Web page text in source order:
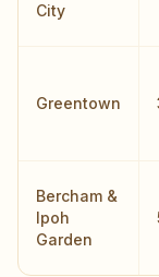
City
Greentown
Bercham &
Ipoh
Garden